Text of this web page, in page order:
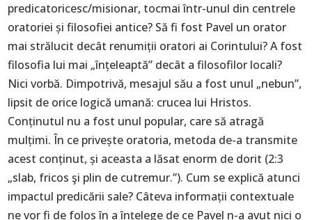
predicatoricesc/misionar, tocmai într-unul din centrele
oratoriei și filosofiei antice? Să fi fost Pavel un orator
mai strălucit decât renumiții oratori ai Corintului? A fost
filosofia lui mai „înțeleaptă” decât a filosofilor locali?
Nici vorbă. Dimpotrivă, mesajul său a fost unul „nebun”,
lipsit de orice logică umană: crucea lui Hristos.
Conținutul nu a fost unul popular, care să atragă
mulțimi. În ce privește oratoria, metoda de-a transmite
acest conținut, și aceasta a lăsat enorm de dorit (2:3
„slab, fricos şi plin de cutremur.”). Cum se explică atunci
impactul predicării sale? Câteva informații contextuale
ne vor fi de folos în a înțelege de ce Pavel n-a avut nici o